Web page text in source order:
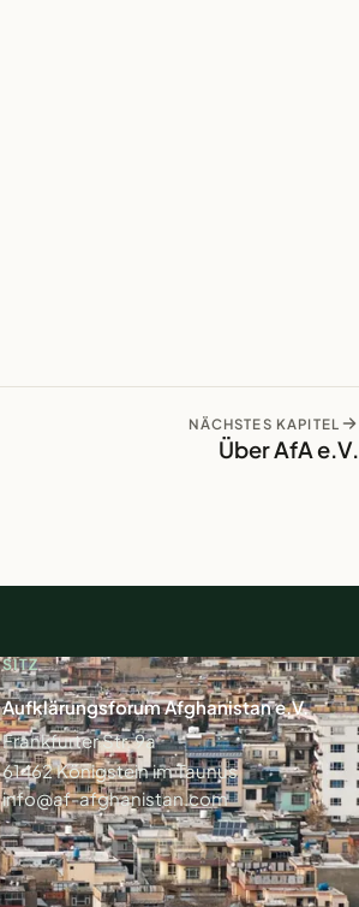
NÄCHSTES KAPITEL
Über AfA e.V.
SITZ
Aufklärungsforum Afghanistan e.V.
Frankfurter Str. 9a
61462 Königstein im Taunus
info@af-afghanistan.com